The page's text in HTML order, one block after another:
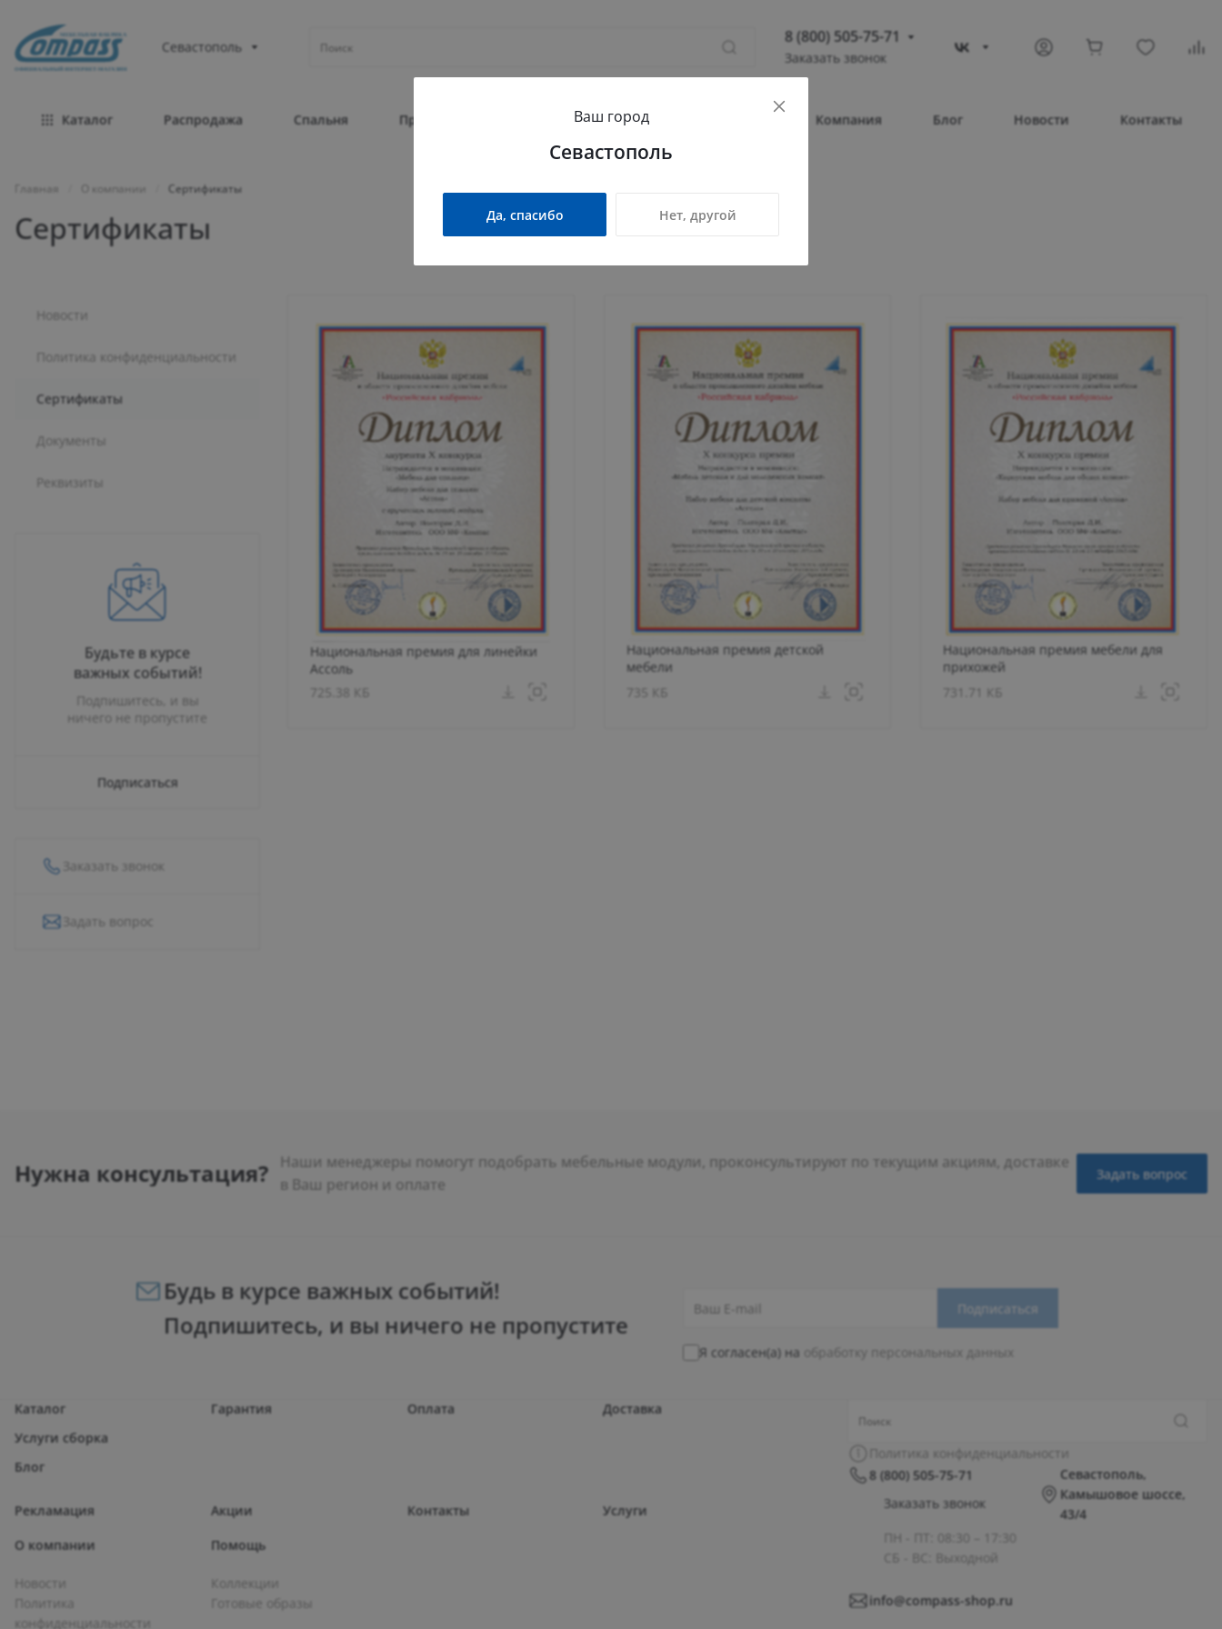
МЕБЕЛЬНАЯ ФАБРИКА
ОФИЦИАЛЬНЫЙ ИНТЕРНЕТ-МАГАЗИН
Севастополь
8 (800) 505-75-71
Севастополь
Заказать звонок
Каталог Распродажа Спальня Прихожая Гостиная Детская Компания Блог Новости Контакты
Главная О компании Сертификаты
Сертификаты
Национальная премия для линейки
Ассоль
725.38 КБ
Национальная премия детской
мебели
735 КБ
Национальная премия мебели для
прихожей
731.71 КБ
Новости
Политика конфиденциальности
Сертификаты
Документы
Реквизиты
Будьте в курсе
важных событий!
Подпишитесь, и вы
ничего не пропустите
Подписаться
Заказать звонок
Задать вопрос
Нужна консультация?
Наши менеджеры помогут подобрать мебельные модули, проконсультируют по текущим акциям, доставке
в Ваш регион и оплате
Задать вопрос
Будь в курсе важных событий!
Подпишитесь, и вы ничего не пропустите
Подписаться
Я согласен(а) на обработку персональных данных
Каталог
Услуги сборка
Блог
Гарантия Оплата Доставка
Рекламация Акции Контакты
Услуги
О компании
Новости
Политика
конфиденциальности
Помощь
Коллекции
Готовые образы
Политика конфиденциальности
8 (800) 505-75-71
Заказать звонок
ПН - ПТ: 08:30 – 17:30
СБ - ВС: Выходной
Севастополь,
Камышовое шоссе,
43/4
info@compass-shop.ru
Ваш город
Севастополь
Да, спасибо Нет, другой